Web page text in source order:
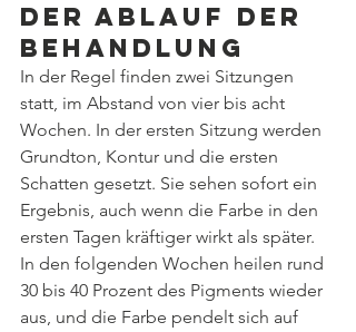
Der Ablauf der
Behandlung
In der Regel finden zwei Sitzungen
statt, im Abstand von vier bis acht
Wochen. In der ersten Sitzung werden
Grundton, Kontur und die ersten
Schatten gesetzt. Sie sehen sofort ein
Ergebnis, auch wenn die Farbe in den
ersten Tagen kräftiger wirkt als später.
In den folgenden Wochen heilen rund
30 bis 40 Prozent des Pigments wieder
aus, und die Farbe pendelt sich auf